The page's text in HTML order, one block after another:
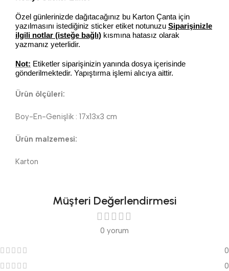
Özel günlerinizde dağıtacağınız bu Karton Çanta için
yazılmasını istediğiniz sticker etiket notunuzu Siparişinizle
ilgili notlar (isteğe bağlı) kısmına hatasız olarak
yazmanız yeterlidir.
Not: Etiketler siparişinizin yanında dosya içerisinde
gönderilmektedir. Yapıştırma işlemi alıcıya aittir.
Ürün ölçüleri:
Boy-En-Genişlik : 17x13x3 cm
Ürün malzemesi:
Karton
Müşteri Değerlendirmesi
0 yorum
0
0